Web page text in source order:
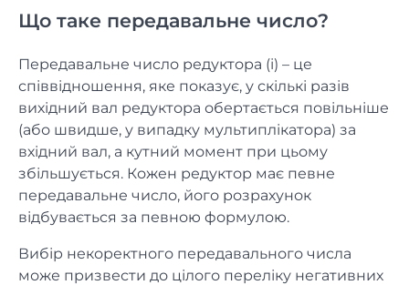
Що таке передавальне число?
Передавальне число редуктора (i) – це
співвідношення, яке показує, у скількі разів
вихідний вал редуктора обертається повільніше
(або швидше, у випадку мультиплікатора) за
вхідний вал, а кутний момент при цьому
збільшується. Кожен редуктор має певне
передавальне число, його розрахунок
відбувається за певною формулою.
Вибір некоректного передавального числа
може призвести до цілого переліку негативних